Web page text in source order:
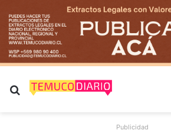
Buscar por
Publicidad